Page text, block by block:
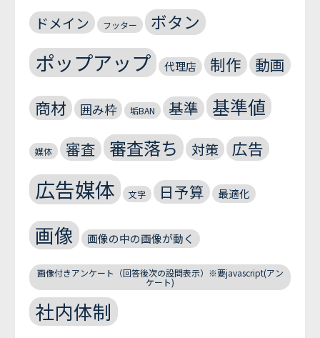
ドメイン フッター ボタン
ポップアップ 代理店 制作 動画
商材 囲み枠 垢BAN 基準 基準値
媒体 審査 審査落ち 対策 広告
広告媒体 文字 日予算 最適化
画像 画像の中の画像が動く
画像付きアンケート（回答後次の設問表示）※要javascript(アン
ケート)
社内体制